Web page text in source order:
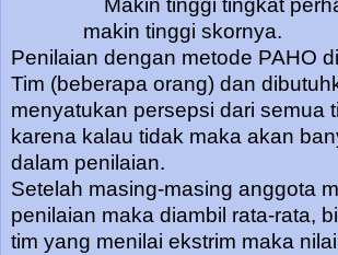
Makin tinggi tingkat
makin tinggi skornya.
Penilaian dengan metode PAHO
Tim (beberapa orang) dan
menyatukan persepsi dari semua
karena kalau tidak maka akan
dalam penilaian.
Setelah masing-masing anggota
penilaian maka diambil rata-rata,
tim yang menilai ekstrim maka